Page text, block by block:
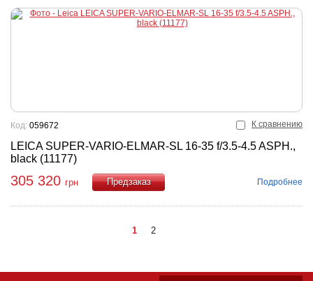
К сравнению
LEICA SUPER-VARIO-ELMAR-SL 16-35 f/3.5-4.5 ASPH.,
black (11177)
Код: 059672
305 320 грн
Подробнее
1 2